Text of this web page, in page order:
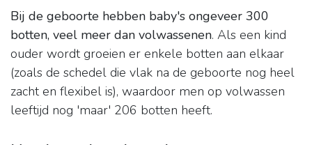
Bij de geboorte hebben baby's ongeveer 300
botten, veel meer dan volwassenen. Als een kind
ouder wordt groeien er enkele botten aan elkaar
(zoals de schedel die vlak na de geboorte nog heel
zacht en flexibel is), waardoor men op volwassen
leeftijd nog 'maar' 206 botten heeft.